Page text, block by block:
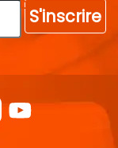
S'inscrire